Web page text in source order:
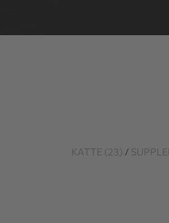
KATTE (23) /